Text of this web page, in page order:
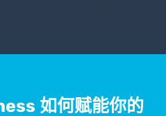
如何赋能你的